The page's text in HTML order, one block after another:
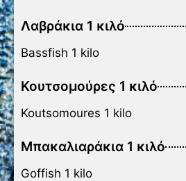
Λαβράκια 1 κιλό
Bassfish 1 kilo
Κουτσομούρες 1 κιλό
Koutsomoures 1 kilo
Μπακαλιαράκια 1 κιλό
Goffish 1 kilo